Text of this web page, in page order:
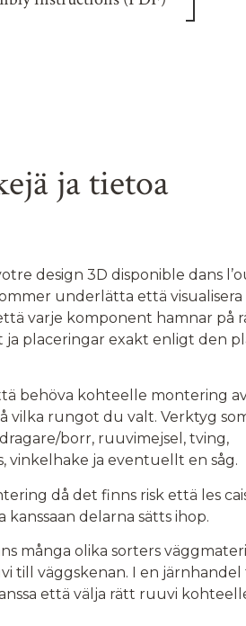
ja tietoa
design 3D disponible dans
underlätta että
varje komponent hamnar på
ja placeringar exakt enligt den
behöva kohteelle montering
vilka rungot du valt. Verktyg
borr, ruuvimejsel, tving,
vinkelhake ja eventuellt en såg.
då det finns risk että les
kanssaan delarna sätts ihop.
många olika sorters
till väggskenan. I en järnhandel
että välja rätt ruuvi